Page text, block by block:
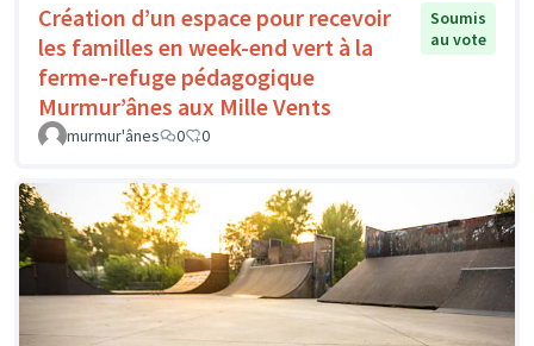
Création d’un espace pour recevoir
les familles en week-end vert à la
ferme-refuge pédagogique
Murmur’ânes aux Mille Vents
Soumis
au vote
murmur'ânes 0 0